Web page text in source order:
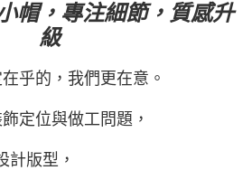
帽，專注細節，質感升
級
乎的，我們更在意。
定位與做工問題，
計版型，